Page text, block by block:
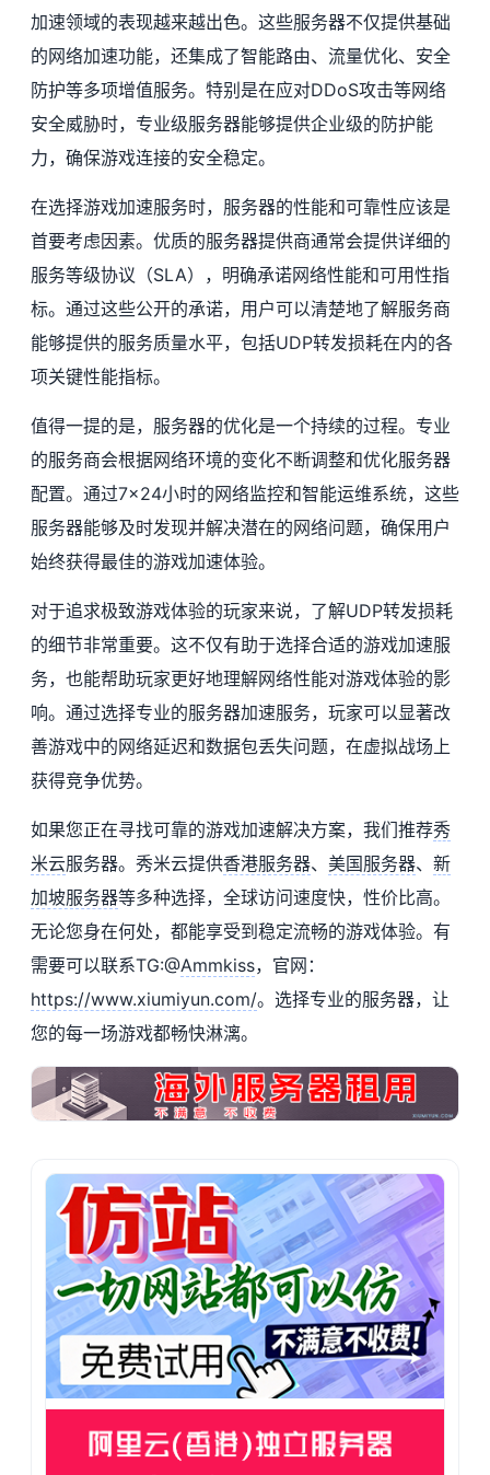
加速领域的表现越来越出色。这些服务器不仅提供基础
的网络加速功能，还集成了智能路由、流量优化、安全
防护等多项增值服务。特别是在应对DDoS攻击等网络
安全威胁时，专业级服务器能够提供企业级的防护能
力，确保游戏连接的安全稳定。
在选择游戏加速服务时，服务器的性能和可靠性应该是
首要考虑因素。优质的服务器提供商通常会提供详细的
服务等级协议（SLA），明确承诺网络性能和可用性指
标。通过这些公开的承诺，用户可以清楚地了解服务商
能够提供的服务质量水平，包括UDP转发损耗在内的各
项关键性能指标。
值得一提的是，服务器的优化是一个持续的过程。专业
的服务商会根据网络环境的变化不断调整和优化服务器
配置。通过7×24小时的网络监控和智能运维系统，这些
服务器能够及时发现并解决潜在的网络问题，确保用户
始终获得最佳的游戏加速体验。
对于追求极致游戏体验的玩家来说，了解UDP转发损耗
的细节非常重要。这不仅有助于选择合适的游戏加速服
务，也能帮助玩家更好地理解网络性能对游戏体验的影
响。通过选择专业的服务器加速服务，玩家可以显著改
善游戏中的网络延迟和数据包丢失问题，在虚拟战场上
获得竞争优势。
如果您正在寻找可靠的游戏加速解决方案，我们推荐秀
米云服务器。秀米云提供香港服务器、 美国服务器、 新
加坡服务器等多种选择，全球访问速度快，性价比高。
无论您身在何处，都能享受到稳定流畅的游戏体验。有
需要可以联系TG:@Ammkiss，官网：
https://www.xiumiyun.com/。选择专业的服务器，让
您的每一场游戏都畅快淋漓。